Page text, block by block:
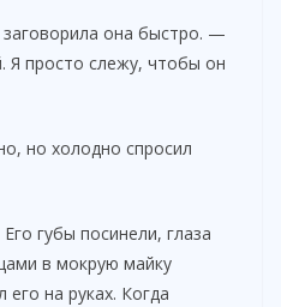
она быстро. —
просто слежу, чтобы он
но холодно спросил
губы посинели, глаза
в мокрую майку
на руках. Когда